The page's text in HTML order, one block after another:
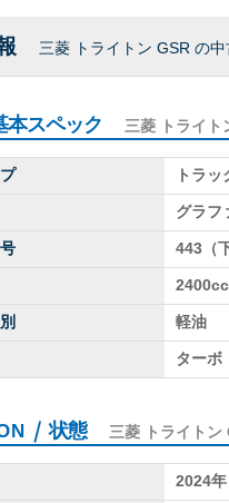
三菱 トライトン GSR の
本スペック 三菱 トライト
トラ
グラフ
443（
2400cc
軽油
ターボ
｜状態 三菱 トライトン
2024年